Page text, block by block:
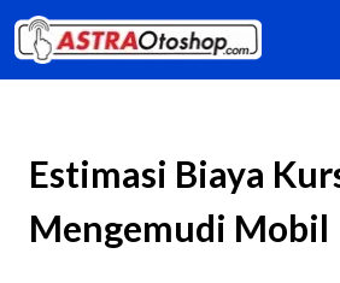
Estimasi Biaya
Mengemudi Mobil